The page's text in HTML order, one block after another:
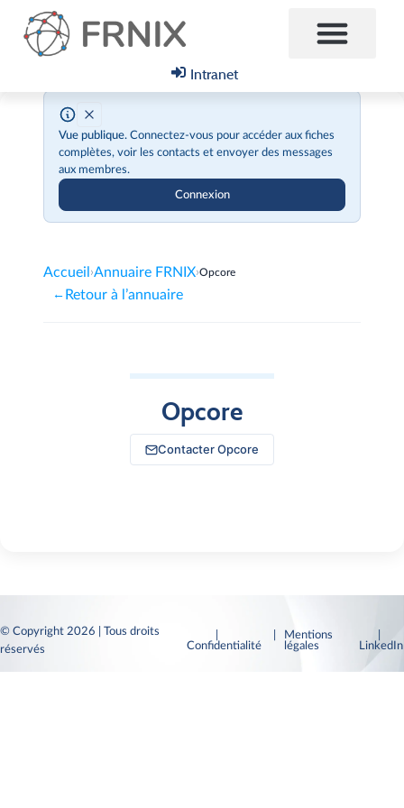
Intranet
Vue publique. Connectez-vous pour accéder aux fiches
complètes, voir les contacts et envoyer des messages
aux membres.
Connexion
Accueil ›Annuaire FRNIX›Opcore
← Retour à l’annuaire
Opcore
Contacter Opcore
© Copyright 2026 | Tous droits
réservés
Confidentialité
| Mentions
légales